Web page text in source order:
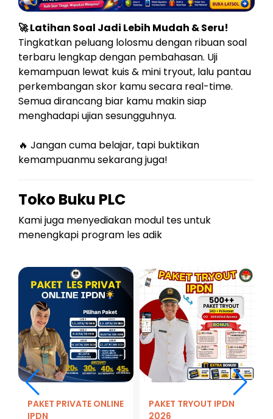
🚀 Latihan Soal Jadi Lebih Mudah & Seru!
Tingkatkan peluang lolosmu dengan ribuan soal
terbaru lengkap dengan pembahasan. Uji
kemampuan lewat kuis & mini tryout, lalu pantau
perkembangan skor kamu secara real-time.
Semua dirancang biar kamu makin siap
menghadapi ujian sesungguhnya.
🔥 Jangan cuma belajar, tapi buktikan
kemampuanmu sekarang juga!
Toko Buku PLC
Kami juga menyediakan modul tes untuk
menengkapi program les adik
PAKET PRIVATE ONLINE
IPDN
PAKET TRYOUT IPDN
2026